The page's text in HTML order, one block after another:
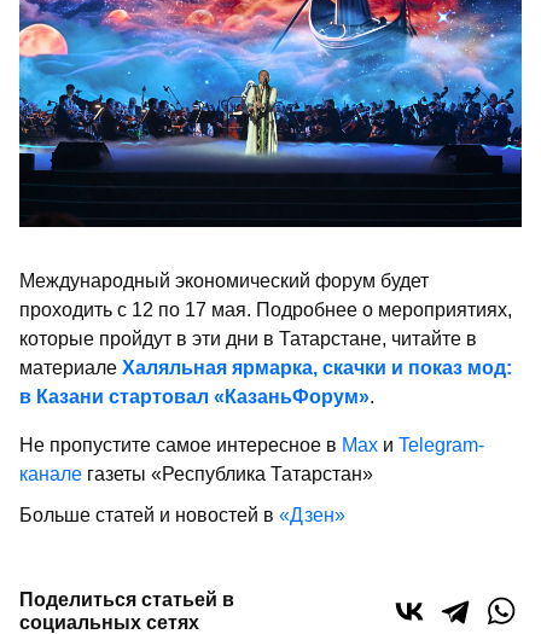
Международный экономический форум будет
проходить с 12 по 17 мая. Подробнее о мероприятиях,
которые пройдут в эти дни в Татарстане, читайте в
материале Халяльная ярмарка, скачки и показ мод:
в Казани стартовал «КазаньФорум».
Не пропустите самое интересное в Max и Telegram-
канале газеты «Республика Татарстан»
Больше статей и новостей в «Дзен»
Поделиться статьей в
социальных сетях